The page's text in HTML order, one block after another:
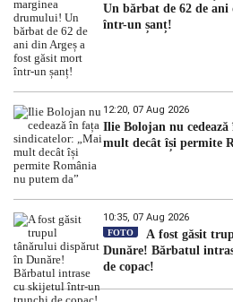
Un bărbat de 62 de
într-un șanț!
12:20, 07 Aug 2026
Ilie Bolojan nu
mult decât își permite
10:35, 07 Aug 2026
FOTO
A fost găsit
Dunăre! Bărbatul
de copac!